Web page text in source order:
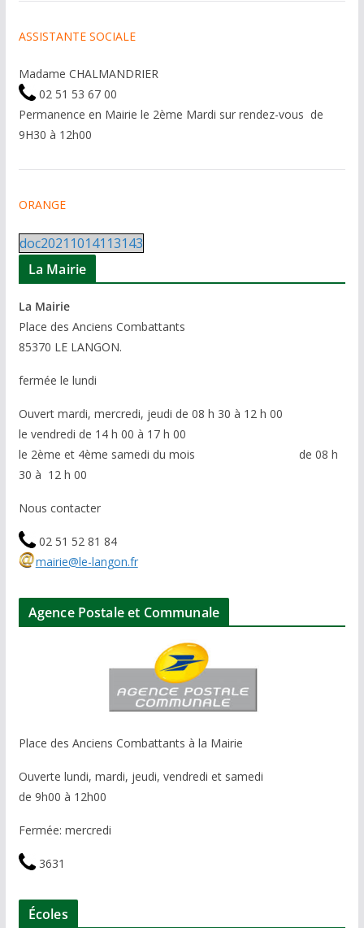
ASSISTANTE SOCIALE
Madame CHALMANDRIER
02 51 53 67 00
Permanence en Mairie le 2ème Mardi sur rendez-vous de
9H30 à 12h00
ORANGE
doc20211014113143
La Mairie
La Mairie
Place des Anciens Combattants
85370 LE LANGON.
fermée le lundi
Ouvert mardi, mercredi, jeudi de 08 h 30 à 12 h 00
le vendredi de 14 h 00 à 17 h 00
le 2ème et 4ème samedi du mois de 08 h
30 à 12 h 00
Nous contacter
02 51 52 81 84
mairie@le-langon.fr
Agence Postale et Communale
Place des Anciens Combattants à la Mairie
Ouverte lundi, mardi, jeudi, vendredi et samedi
de 9h00 à 12h00
Fermée: mercredi
3631
Écoles